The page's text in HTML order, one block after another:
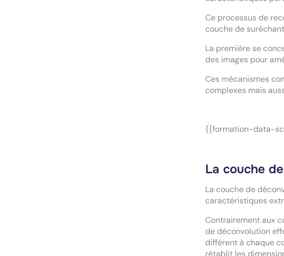
Ce processus de
couche de
La première se
des images pour
Ces mécanismes
complexes mais
{{formation-data-
La couche
La couche de
caractéristiques
Contrairement aux
de déconvolution
différent à chaque